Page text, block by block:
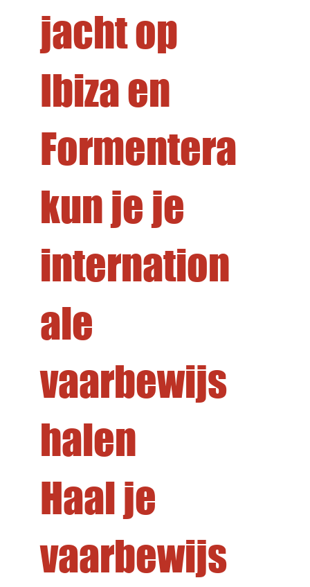
Samen
Zeilen
Program
ma
jacht op
Ibiza en
Formentera
kun je je
internation
ale
vaarbewijs
halen
Haal je
vaarbewijs